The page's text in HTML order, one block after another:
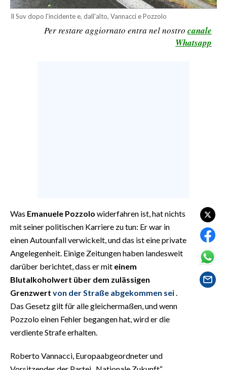
CULTURA
ABBONATI
ANNUNCI
NECROLOGI
PUBBLICITÀ
SPIAGGE
Il Suv dopo l'incidente e, dall'alto, Vannacci e Pozzolo
Per restare aggiornato entra nel nostro canale
Whatsapp
Was Emanuele Pozzolo widerfahren ist, hat nichts
mit seiner politischen Karriere zu tun: Er war in
einen Autounfall verwickelt, und das ist eine private
Angelegenheit. Einige Zeitungen haben landesweit
darüber berichtet, dass er mit einem
Blutalkoholwert über dem zulässigen
Grenzwert von der Straße abgekommen sei
Das Gesetz gilt für alle gleichermaßen, und wenn
Pozzolo einen Fehler begangen hat, wird er die
verdiente Strafe erhalten.
Roberto Vannacci, Europaabgeordneter und